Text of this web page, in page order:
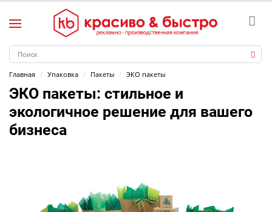
Главная Упаковка Пакеты ЭКО пакеты
ЭКО пакеты: стильное и
экологичное решение для вашего
бизнеса